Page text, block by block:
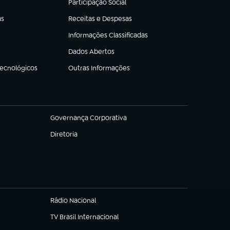
Participação Social
(abre em nova aba)
Receitas e Despesas
(abre em nova aba)
Informações Classificadas
(abre em nova aba)
Dados Abertos
(abre em nova aba)
Outras Informações
(abre em nova aba)
Governança Corporativa
(abre em nova aba)
Diretoria
(abre em nova aba)
Rádio Nacional
TV Brasil Internacional
(abre em nova aba)